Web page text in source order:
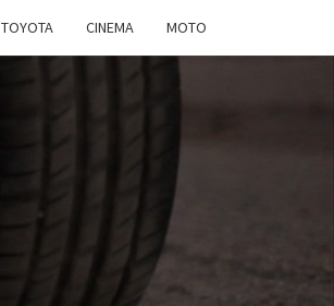
TOYOTA CINEMA MOTO